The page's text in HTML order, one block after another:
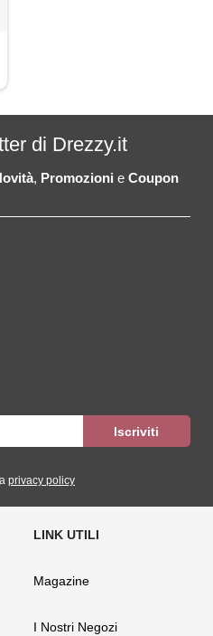
di Drezzy.it
, Promozioni e Coupon
privacy policy
Magazine
I Nostri Negozi